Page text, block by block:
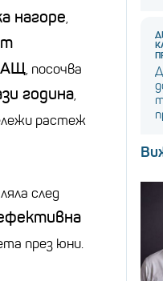
нагоре,
, посочва
година,
растеж
след
през юни.